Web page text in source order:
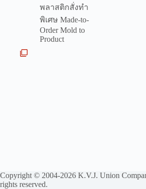
พลาสติกสั่งทำ
พิเศษ Made-to-
Order Mold to
Product
Copyright © 2004-2026 K.V.J. Union
rights reserved.